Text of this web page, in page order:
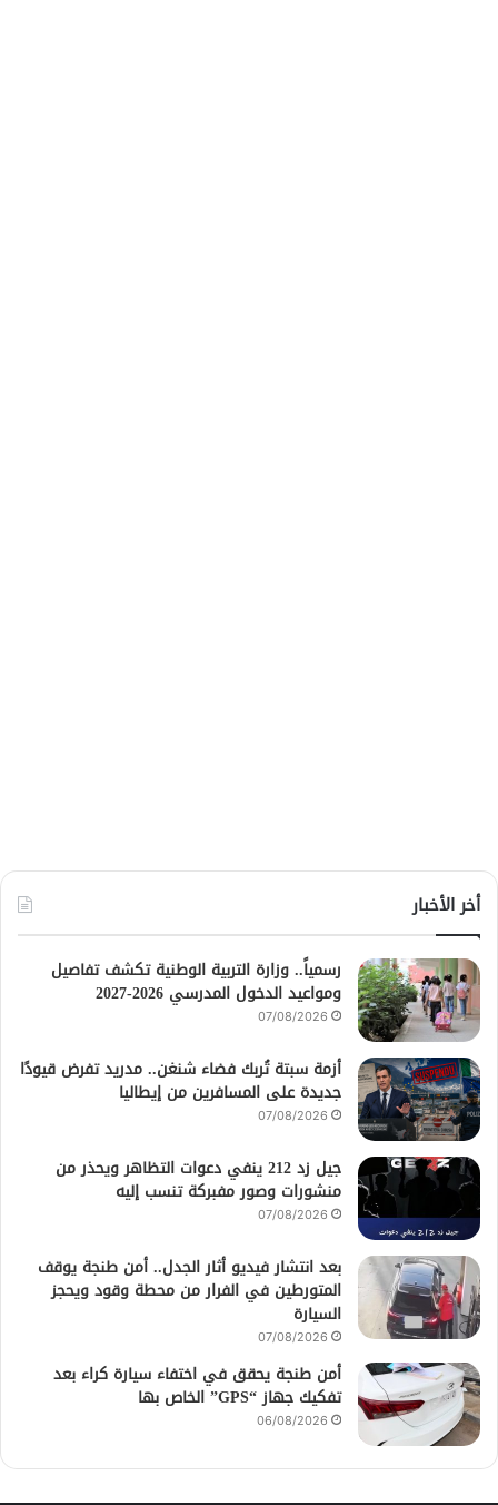
أخر الأخبار
رسمياً.. وزارة التربية الوطنية تكشف تفاصيل
ومواعيد الدخول المدرسي 2026-2027
07/08/2026
أزمة سبتة تُربك فضاء شنغن.. مدريد تفرض قيودًا
جديدة على المسافرين من إيطاليا
07/08/2026
جيل زد 212 ينفي دعوات التظاهر ويحذر من
منشورات وصور مفبركة تنسب إليه
07/08/2026
بعد انتشار فيديو أثار الجدل.. أمن طنجة يوقف
المتورطين في الفرار من محطة وقود ويحجز
السيارة
07/08/2026
أمن طنجة يحقق في اختفاء سيارة كراء بعد
تفكيك جهاز “GPS” الخاص بها
06/08/2026